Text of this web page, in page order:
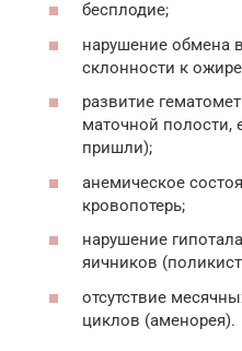
бесплодие;
нарушение обмена
склонности к
развитие
маточной полости,
пришли);
анемическое
кровопотерь;
нарушение
яичников
отсутствие
циклов (аменорея).